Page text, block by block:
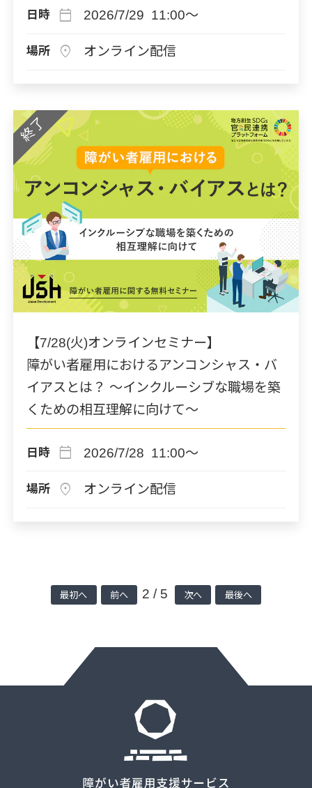
日時 calendar_today 2026/7/29 11:00～
場所 location_on オンライン配信
終了
【7/28(火)オンラインセミナー】
障がい者雇用におけるアンコンシャス・バ
イアスとは？ ～インクルーシブな職場を築
くための相互理解に向けて～
日時 calendar_today 2026/7/28 11:00～
場所 location_on オンライン配信
最初へ 前へ 2 / 5 次へ 最後へ